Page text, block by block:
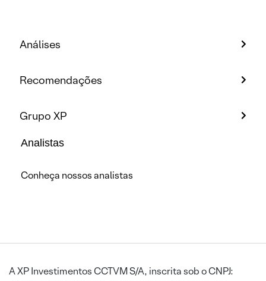
Análises
Recomendações
Grupo XP
Analistas
Conheça nossos analistas
A XP Investimentos CCTVM S/A, inscrita sob o CNPJ: